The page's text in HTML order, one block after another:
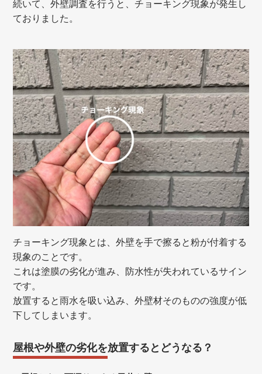
続いて、外壁調査を行うと、チョーキング現象が発生し
ておりました。
チョーキング現象とは、外壁を手で擦ると粉が付着する
現象のことです。
これは塗膜の劣化が進み、防水性が失われているサイン
です。
放置すると雨水を吸い込み、外壁材そのものの強度が低
下してしまいます。
屋根や外壁の劣化を放置するとどうなる？